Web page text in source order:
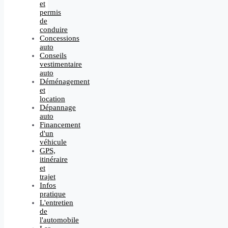
et
permis
de
conduire
Concessions
auto
Conseils
vestimentaire
auto
Déménagement
et
location
Dépannage
auto
Financement
d'un
véhicule
GPS,
itinéraire
et
trajet
Infos
pratique
L'entretien
de
l'automobile